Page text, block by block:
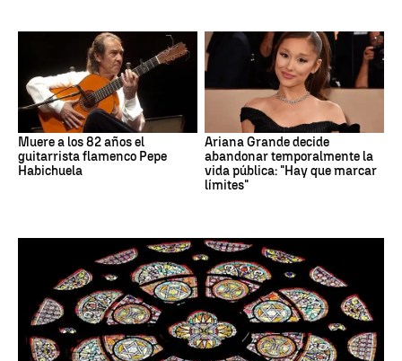
Muere a los 82 años el
guitarrista flamenco Pepe
Habichuela
Ariana Grande decide
abandonar temporalmente la
vida pública: "Hay que marcar
límites"